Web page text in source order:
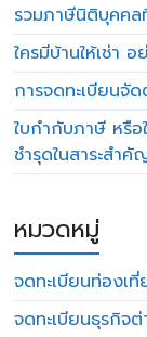
รวมภาษีนิติบุคคล
ใครมีบ้านให้เช่า
การจดทะเบียนจั
ใบกำกับภาษี หรื
ชำรุดในสาระสำ
หมวดหมู่
จดทะเบียนท่องเ
จดทะเบียนธุรกิจต่